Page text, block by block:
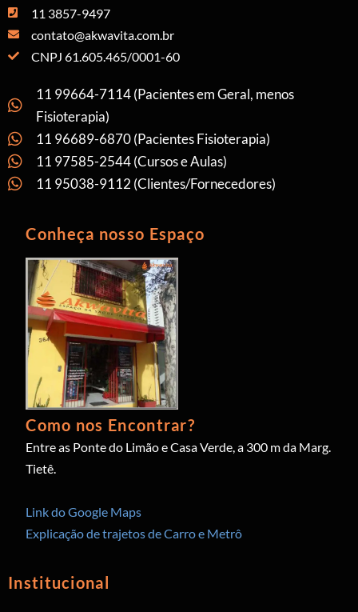
11 3857-9497
contato@akwavita.com.br
CNPJ 61.605.465/0001-60
11 99664-7114 (Pacientes em Geral, menos
Fisioterapia)
11 96689-6870 (Pacientes Fisioterapia)
11 97585-2544 (Cursos e Aulas)
11 95038-9112 (Clientes/Fornecedores)
Conheça nosso Espaço
Como nos Encontrar?
Entre as Ponte do Limão e Casa Verde, a 300 m da Marg.
Tietê.
Link do Google Maps
Explicação de trajetos de Carro e Metrô
Institucional